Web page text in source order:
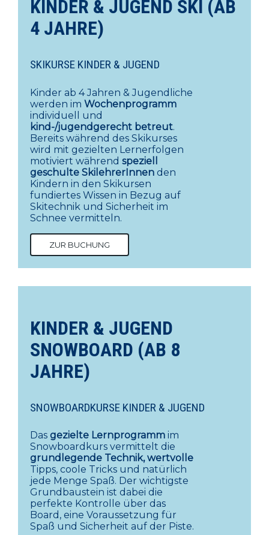
KINDER & JUGEND SKI (AB
4 JAHRE)
SKIKURSE KINDER & JUGEND
Kinder ab 4 Jahren & Jugendliche
werden im Wochenprogramm
individuell und
kind-/jugendgerecht betreut.
Bereits während des Skikurses
wird mit gezielten Lernerfolgen
motiviert während speziell
geschulte SkilehrerInnen den
Kindern in den Skikursen
fundiertes Wissen in Bezug auf
Skitechnik und Sicherheit im
Schnee vermitteln.
ZUR BUCHUNG
KINDER & JUGEND
SNOWBOARD (AB 8
JAHRE)
SNOWBOARDKURSE KINDER & JUGEND
Das gezielte Lernprogramm im
Snowboardkurs vermittelt die
grundlegende Technik, wertvolle
Tipps, coole Tricks und natürlich
jede Menge Spaß. Der wichtigste
Grundbaustein ist dabei die
perfekte Kontrolle über das
Board, eine Voraussetzung für
Spaß und Sicherheit auf der Piste.